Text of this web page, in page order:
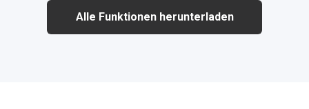
changed. You should provide a
simple method for users to add
signature block to pdf without
is edit pdf online
free applications
where you can edit
Alle Funktionen herunterladen